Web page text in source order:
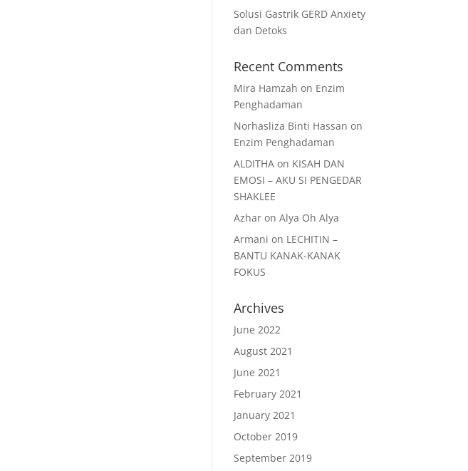
Solusi Gastrik GERD Anxiety
dan Detoks
Recent Comments
Mira Hamzah on Enzim
Penghadaman
Norhasliza Binti Hassan on
Enzim Penghadaman
ALDITHA on KISAH DAN
EMOSI – AKU SI PENGEDAR
SHAKLEE
Azhar onAlya Oh Alya
Armani on LECHITIN –
BANTU KANAK-KANAK
FOKUS
Archives
June 2022
August 2021
June 2021
February 2021
January 2021
October 2019
September 2019